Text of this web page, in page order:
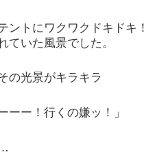
ントにワクワクドキドキ
ていた風景でした。
の光景がキラキラ
ーー！行くの嫌ッ！」